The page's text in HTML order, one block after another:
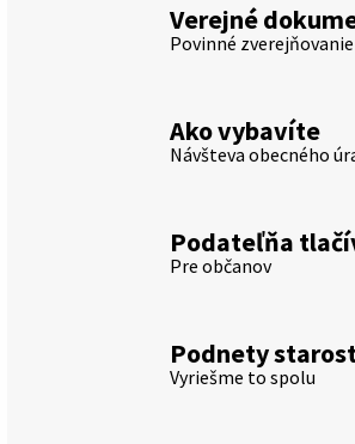
Verejné
Povinné zverejňovanie
Ako vybavíte
Návšteva obecného
Podateľňa
Pre občanov
Podnety
Vyriešme to spolu